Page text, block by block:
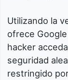
Utilizando la
ofrece
hacker
seguridad
restringido